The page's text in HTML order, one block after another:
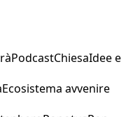
PodcastChiesaIdee e
Ecosistema avvenire